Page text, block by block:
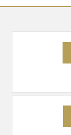
布団
着物